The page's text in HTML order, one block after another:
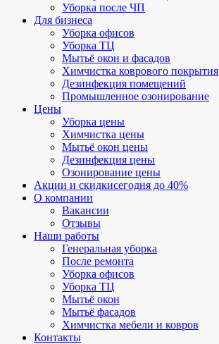
Уборка после ЧП
Для бизнеса
Уборка офисов
Уборка ТЦ
Мытьё окон и фасадов
Химчистка коврового покрытия
Дезинфекция помещений
Промышленное озонирование
Цены
Уборка цены
Химчистка цены
Мытьё окон цены
Дезинфекция цены
Озонирование цены
Акции и скидкисегодня до 40%
О компании
Вакансии
Отзывы
Наши работы
Генеральная уборка
После ремонта
Уборка офисов
Уборка ТЦ
Мытьё окон
Мытьё фасадов
Химчистка мебели и ковров
Контакты